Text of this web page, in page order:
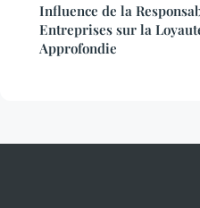
Influence de la
Entreprises sur la
Approfondie